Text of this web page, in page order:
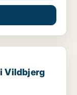
Vildbjerg